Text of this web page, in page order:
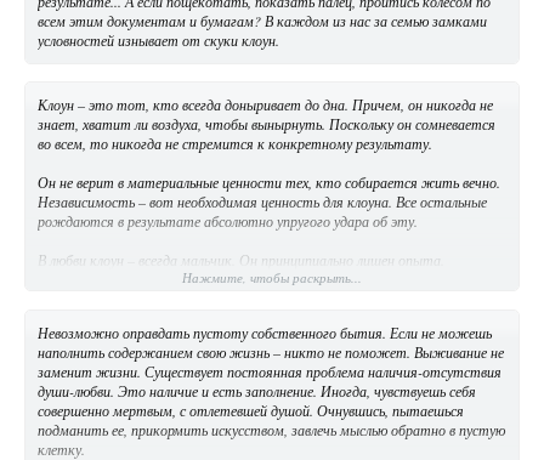
всем этим документам и бумагам? В каждом из нас за семью замками
условностей изнывает от скуки клоун.
Клоун – это тот, кто всегда доныривает до дна. Причем, он никогда не
знает, хватит ли воздуха, чтобы вынырнуть. Поскольку он сомневается
во всем, то никогда не стремится к конкретному результату.
Он не верит в материальные ценности тех, кто собирается жить вечно.
Независимость – вот необходимая ценность для клоуна. Все остальные
рождаются в результате абсолютно упругого удара об эту.
В любви клоун – всегда мальчик. Он принципиально лишен опыта.
Которого, собственно, и не существует. Никакой опыт любви не
только вдруг, без прошлого. У клоуна нет прошлого в обыденном смысле.
У него есть мудрость, которая не зависит от опыта. У клоуна нет
прошлого – как предрассудков, как хвоста запретов и никчемных правил.
Он свободен, то есть каждой клеткой тела ощущает другого. Он не
отличает себя от другого. Он – то самое Я, которое Ты.
Нажмите, чтобы раскрыть...
Невозможно оправдать пустоту собственного бытия. Если не можешь
наполнить содержанием свою жизнь – никто не поможет. Выживание не
заменит жизни. Существует постоянная проблема наличия-отсутствия
души-любви. Это наличие и есть заполнение. Иногда, чувствуешь себя
совершенно мертвым, с отлетевшей душой. Очнувшись, пытаешься
подманить ее, прикормить искусством, завлечь мыслью обратно в пустую
клетку.